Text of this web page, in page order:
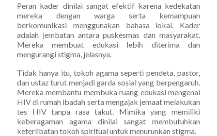
Peran kader dinilai sangat efektif karena kedekatan
mereka dengan warga serta kemampuan
berkomunikasi menggunakan bahasa lokal. Kader
adalah jembatan antara puskesmas dan masyarakat.
Mereka membuat edukasi lebih diterima dan
mengurangi stigma, jelasnya.
Tidak hanya itu, tokoh agama seperti pendeta, pastor,
dan ustaz turut menjadi garda sosial yang berpengaruh.
Mereka membantu membuka ruang edukasi mengenai
HIV di rumah ibadah serta mengajak jemaat melakukan
tes HIV tanpa rasa takut. Mimika yang memiliki
keberagaman agama dinilai sangat membutuhkan
keterlibatan tokoh spiritual untuk menurunkan stigma.